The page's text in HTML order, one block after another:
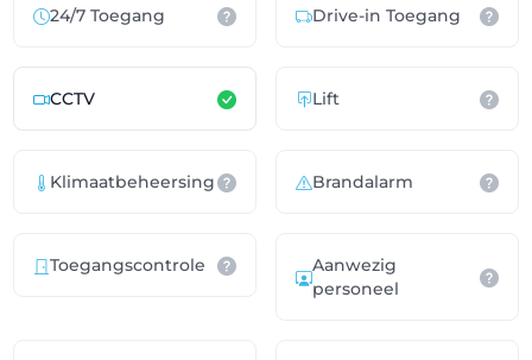
24/7 Toegang Drive-in Toegang
CCTV Lift
Klimaatbeheersing Brandalarm
Toegangscontrole
Aanwezig
personeel